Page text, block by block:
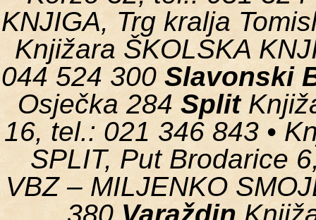
KNJIGA, Trg kralja
Knjižara ŠKOLSKA
044 524 300 Slavonski
Osječka 284 Split
16, tel.: 021 346 843 •
SPLIT, Put Brodarice
VBZ – MILJENKO
380 Varaždin